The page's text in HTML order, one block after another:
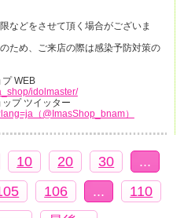
などをさせて頂く場合がございま
ため、ご来店の際は感染予防対策の
WEB
idolmaster/
プ ツイッター
（@ImasShop_bnam）
10 20 30
...
106 ...
110